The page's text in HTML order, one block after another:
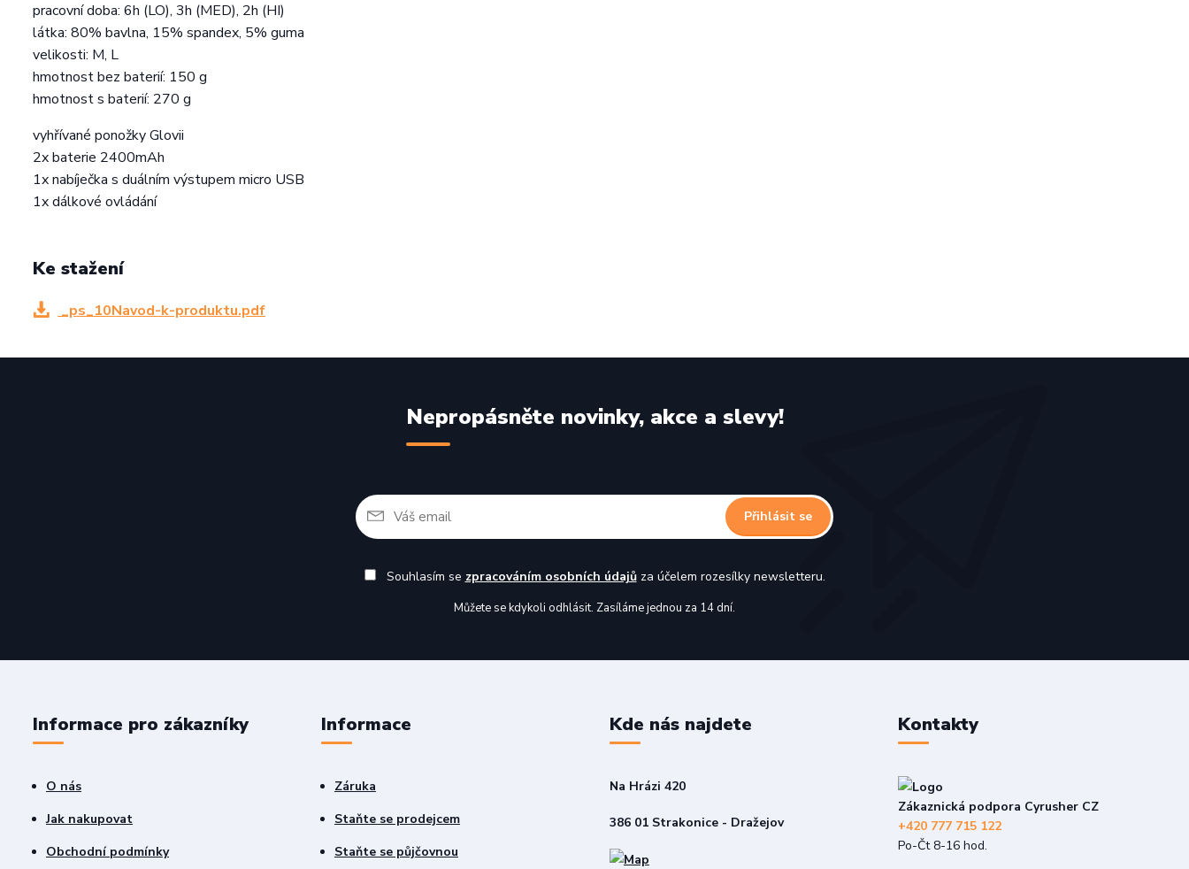
pracovní doba: 6h (LO), 3h (MED), 2h (HI)
látka: 80% bavlna, 15% spandex, 5% guma
velikosti: M, L
hmotnost bez baterií: 150 g
hmotnost s baterií: 270 g
vyhřívané ponožky Glovii
2x baterie 2400mAh
1x nabíječka s duálním výstupem micro USB
1x dálkové ovládání
Ke stažení
_ps_10Navod-k-produktu.pdf
Nepropásněte novinky, akce a slevy!
Přihlásit se
Souhlasím se zpracováním osobních údajůza účelem rozesílky newsletteru.
Můžete se kdykoli odhlásit. Zasíláme jednou za 14 dní.
Informace pro zákazníky
O nás
Jak nakupovat
Obchodní podmínky
Informace
Záruka
Staňte se prodejcem
Staňte se půjčovnou
Kde nás najdete
Na Hrázi 420
386 01 Strakonice - Dražejov
Kontakty
Zákaznická podpora Cyrusher CZ
+420 777 715 122
Po-Čt 8-16 hod.